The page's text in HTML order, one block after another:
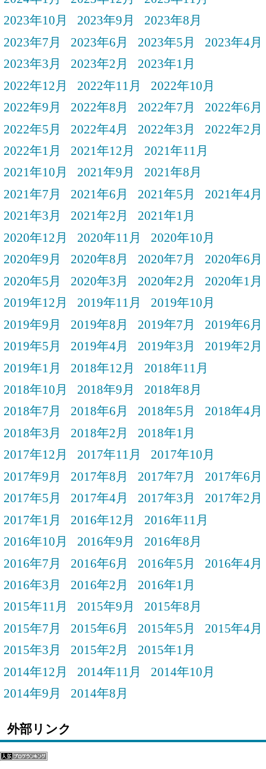
2023年10月
2023年9月
2023年8月
2023年7月
2023年6月 2023年5月
2023年4月
2023年3月
2023年2月
2023年1月
2022年12月
2022年11月
2022年10月
2022年9月
2022年8月 2022年7月
2022年6月
2022年5月
2022年4月 2022年3月
2022年2月
2022年1月
2021年12月
2021年11月
2021年10月
2021年9月
2021年8月
2021年7月
2021年6月 2021年5月
2021年4月
2021年3月
2021年2月
2021年1月
2020年12月
2020年11月
2020年10月
2020年9月
2020年8月 2020年7月
2020年6月
2020年5月
2020年3月 2020年2月
2020年1月
2019年12月
2019年11月
2019年10月
2019年9月
2019年8月 2019年7月
2019年6月
2019年5月
2019年4月 2019年3月
2019年2月
2019年1月
2018年12月
2018年11月
2018年10月
2018年9月
2018年8月
2018年7月
2018年6月 2018年5月
2018年4月
2018年3月
2018年2月
2018年1月
2017年12月
2017年11月
2017年10月
2017年9月
2017年8月 2017年7月
2017年6月
2017年5月
2017年4月 2017年3月
2017年2月
2017年1月
2016年12月
2016年11月
2016年10月
2016年9月
2016年8月
2016年7月
2016年6月 2016年5月
2016年4月
2016年3月
2016年2月
2016年1月
2015年11月
2015年9月
2015年8月
2015年7月
2015年6月 2015年5月
2015年4月
2015年3月
2015年2月
2015年1月
2014年12月
2014年11月
2014年10月
2014年9月
2014年8月
外部リンク